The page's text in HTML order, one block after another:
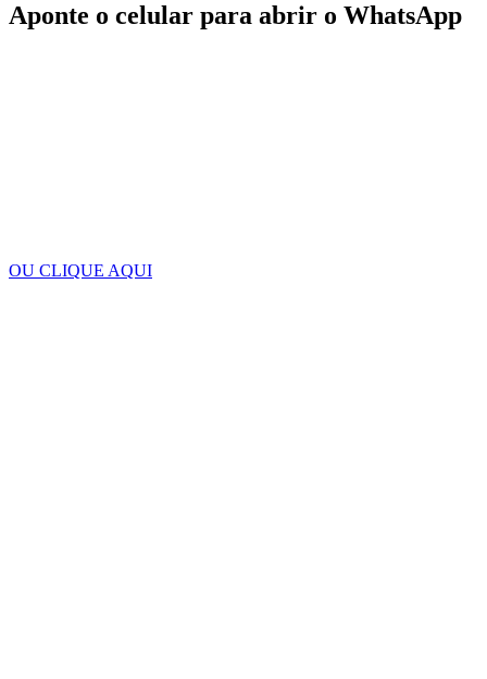
Aponte o celular para abrir o WhatsApp
OU CLIQUE AQUI